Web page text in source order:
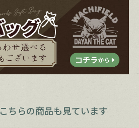
こちらの商品も見ています